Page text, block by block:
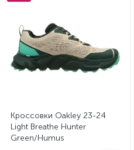
Кроссовки Oakley 23-24
Light Breathe Hunter
Green/Humus